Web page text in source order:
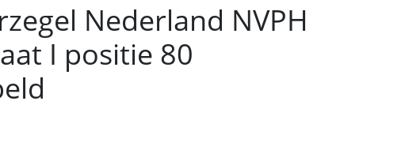
Nederland NVPH
I positie 80